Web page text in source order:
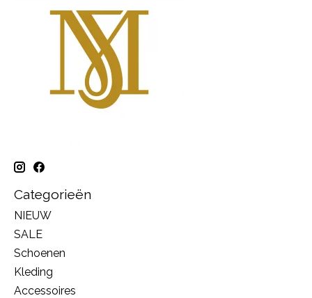
Categorieën
NIEUW
SALE
Schoenen
Kleding
Accessoires